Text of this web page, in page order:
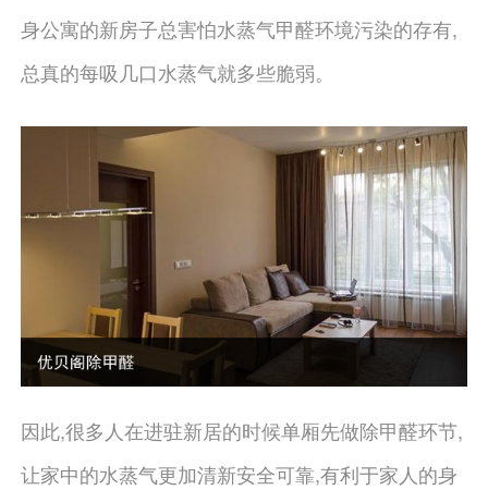
身公寓的新房子总害怕水蒸气甲醛环境污染的存有,
总真的每吸几口水蒸气就多些脆弱。
因此,很多人在进驻新居的时候单厢先做除甲醛环节,
让家中的水蒸气更加清新安全可靠,有利于家人的身